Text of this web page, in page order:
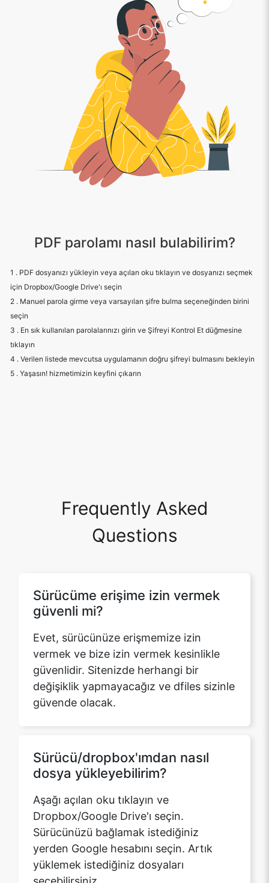
PDF parolamı nasıl bulabilirim?
2 . Manuel parola girme veya varsayılan şifre bulma seçeneğinden birini
3 . En sık kullanılan parolalarınızı girin ve Şifreyi Kontrol Et düğmesine
tıklayın
4 . Verilen listede mevcutsa uygulamanın doğru şifreyi bulmasını bekleyin
5 . Yaşasın! hizmetimizin keyfini çıkarın
Sürücüme erişime izin vermek
vermek ve bize izin vermek kesinlikle
güvenlidir. Sitenizde herhangi bir
değişiklik yapmayacağız ve dfiles sizinle
güvende olacak.
Sürücü/dropbox'ımdan nasıl
Dropbox/Google Drive'ı seçin.
Sürücünüzü bağlamak istediğiniz
yerden Google hesabını seçin. Artık
yüklemek istediğiniz dosyaları
seçebilirsiniz.